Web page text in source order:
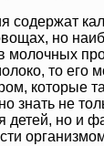
содержат
но
молочных
то его
которые
знать не
детей, но и